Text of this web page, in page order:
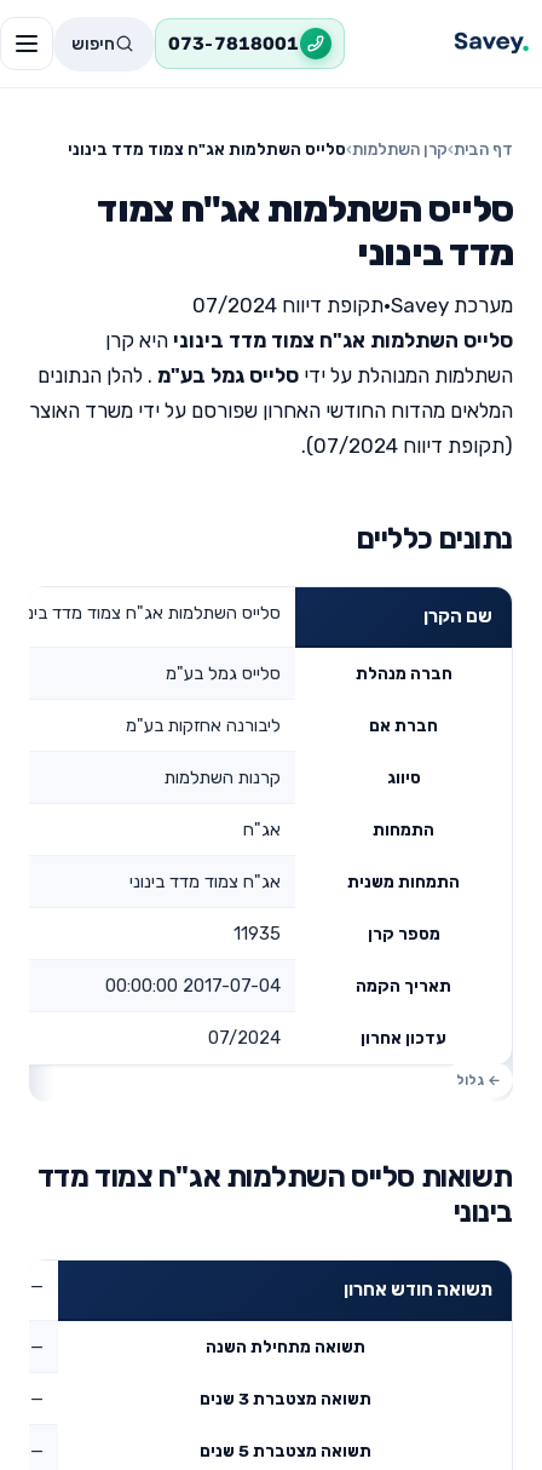
073-7818001 חיפוש
דף הבית›קרן השתלמות›סלייס השתלמות אג"ח צמוד מדד בינוני
סלייס השתלמות אג"ח צמוד
מדד בינוני
מערכת Savey •תקופת דיווח 07/2024
סלייס השתלמות אג"ח צמוד מדד בינוני היא קרן
השתלמות המנוהלת על ידי סלייס גמל בע"מ . להלן הנתונים
המלאים מהדוח החודשי האחרון שפורסם על ידי משרד האוצר
(תקופת דיווח 07/2024).
נתונים כלליים
שם הקרן סלייס השתלמות אג"ח צמוד מדד בינוני
חברה מנהלת סלייס גמל בע"מ
חברת אם ליבורנה אחזקות בע"מ
סיווג קרנות השתלמות
התמחות אג"ח
התמחות משנית אג"ח צמוד מדד בינוני
מספר קרן 11935
תאריך הקמה 2017-07-04 00:00:00
עדכון אחרון 07/2024
תשואות סלייס השתלמות אג"ח צמוד מדד
בינוני
תשואה חודש אחרון —
תשואה מתחילת השנה —
תשואה מצטברת 3 שנים —
תשואה מצטברת 5 שנים —